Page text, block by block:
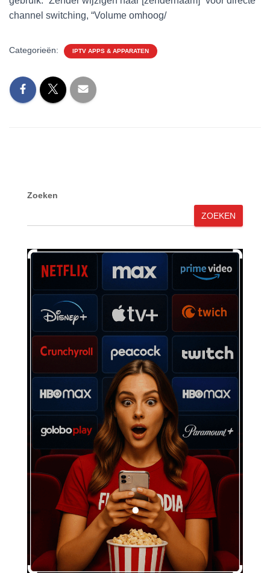
channel switching, “Volume omhoog/
Categorieën: IPTV APPS & APPARATEN
Zoeken
ZOEKEN